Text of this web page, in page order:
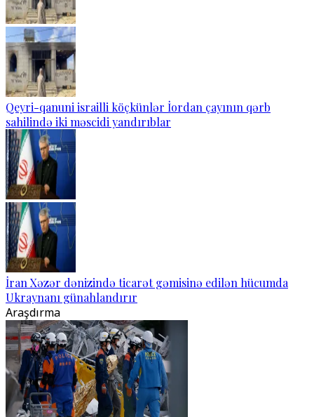
Qeyri-qanuni israilli köçkünlər İordan çayının qərb
sahilində iki məscidi yandırıblar
İran Xəzər dənizində ticarət gəmisinə edilən hücumda
Ukraynanı günahlandırır
Araşdırma